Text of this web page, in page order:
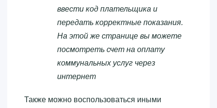
ввести код плательщика и
передать корректные показания.
На этой же странице вы можете
посмотреть счет на оплату
коммунальных услуг через
интернет
Также можно воспользоваться иными